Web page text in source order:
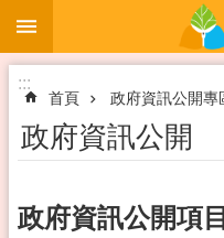
跳到主要內容區塊
:::
首頁 政府資訊公開專
政府資訊公開
政府資訊公開項